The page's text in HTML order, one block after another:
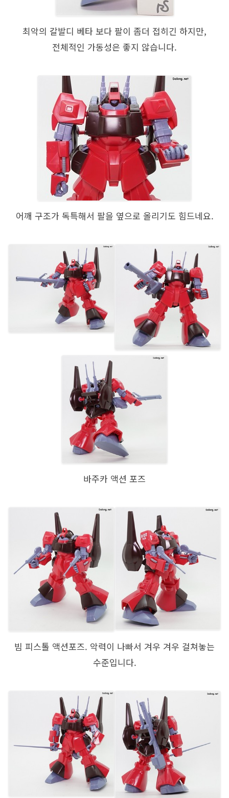
최악의 갈발디 베타 보다 팔이 좀더 접히긴 하지만,
전체적인 가동성은 좋지 않습니다.
어깨 구조가 독특해서 팔을 옆으로 올리기도 힘드네요.
바주카 액션 포즈
빔 피스톨 액션포즈. 악력이 나빠서 겨우 겨우 걸쳐놓는
수준입니다.